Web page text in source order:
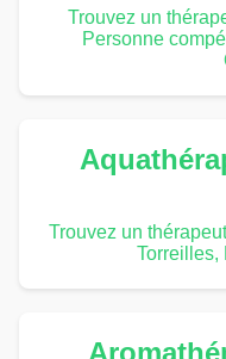
Trouvez un
Personne
Trouvez un
Torreilles,